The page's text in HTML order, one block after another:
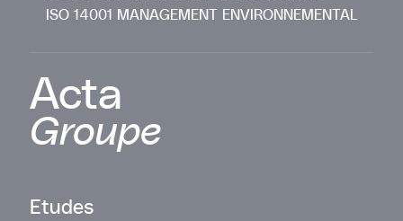
ISO 14001 MANAGEMENT ENVIRONNEMENTAL
Acta
Groupe
Etudes